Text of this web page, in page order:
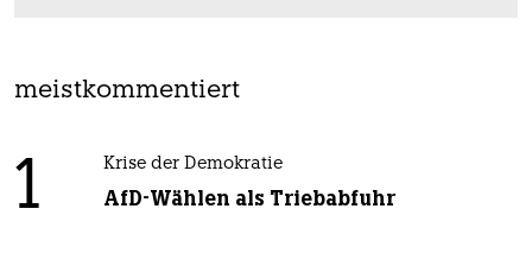
meistkommentiert
1 Krise der Demokratie
AfD-Wählen als Triebabfuhr